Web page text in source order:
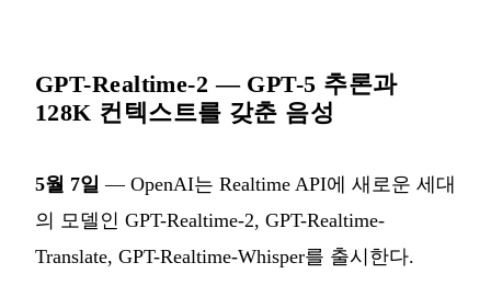
GPT-Realtime-2 — GPT-5 추론과
128K 컨텍스트를 갖춘 음성
5월 7일 — OpenAI는 Realtime API에 새로운 세대
의 모델인 GPT-Realtime-2, GPT-Realtime-
Translate, GPT-Realtime-Whisper를 출시한다.